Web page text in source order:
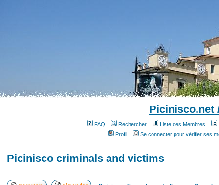
Picinisco.net
FAQ Rechercher Liste des Membres
Profil
Se connecter pour vérifier ses
Picinisco criminals and victims